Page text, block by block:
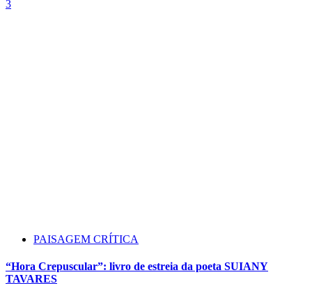
3
PAISAGEM CRÍTICA
“Hora Crepuscular”: livro de estreia da poeta SUIANY
TAVARES